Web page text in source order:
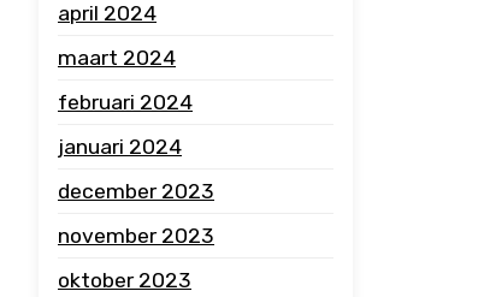
april 2024
maart 2024
februari 2024
januari 2024
december 2023
november 2023
oktober 2023